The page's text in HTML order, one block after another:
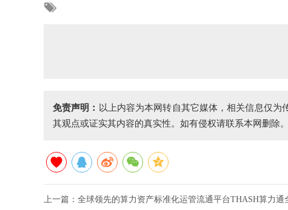
免责声明： 以上内容为本网转自其它媒体，相关信息仅为
其观点或证实其内容的真实性。如有侵权请联系本网删除。
上一篇： 全球领先的算力资产标准化运管流通平台THASH算力通